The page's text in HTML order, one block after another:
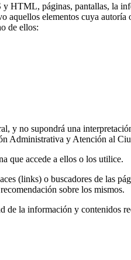
HTML, páginas, pantallas, la
aquellos elementos cuya
de ellos:
y no supondrá una
Administrativa y Atención al
que accede a ellos o los utilice.
(links) o buscadores de las
sobre los mismos.
de la información y contenidos